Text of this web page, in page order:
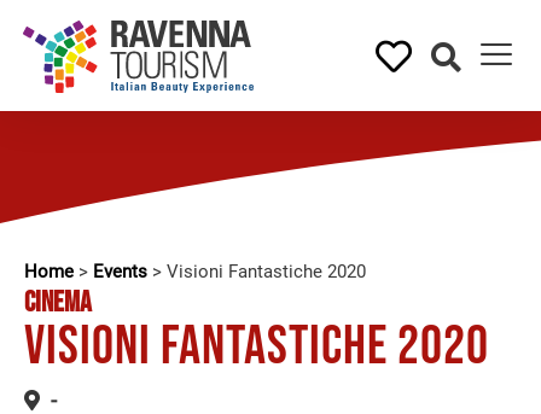
Home > Events > Visioni Fantastiche 2020
CINEMA
Visioni Fantastiche 2020
-